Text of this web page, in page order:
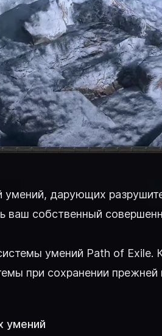
умений, дарующих
ваш собственный
умений Path of
при сохранении
умений